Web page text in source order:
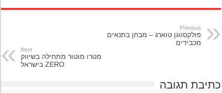
Previous
פולקסווגן טוארג – מבחן בתנאים
מכבידים
Next
מטרו מוטור מתחילה בשיווק
ZERO בישראל
תגובה